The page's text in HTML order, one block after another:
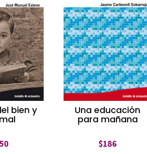
bien y Una educación
para mañana
$186